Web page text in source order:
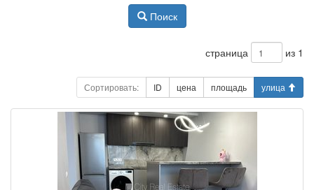
Поиск
страница из 1
Сортировать: ID цена площадь улица